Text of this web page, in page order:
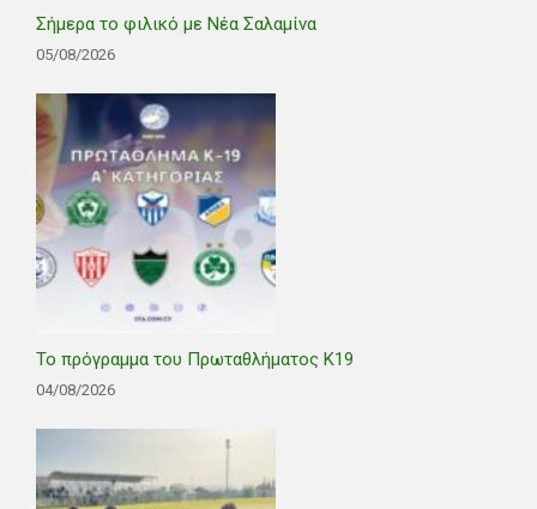
Σήμερα το φιλικό με Νέα Σαλαμίνα
05/08/2026
Το πρόγραμμα του Πρωταθλήματος Κ19
04/08/2026